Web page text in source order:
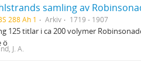
samling av
288 Ah 1 Arkiv 1719 - 1907
125 titlar i ca 200 volymer
ö
J. A.